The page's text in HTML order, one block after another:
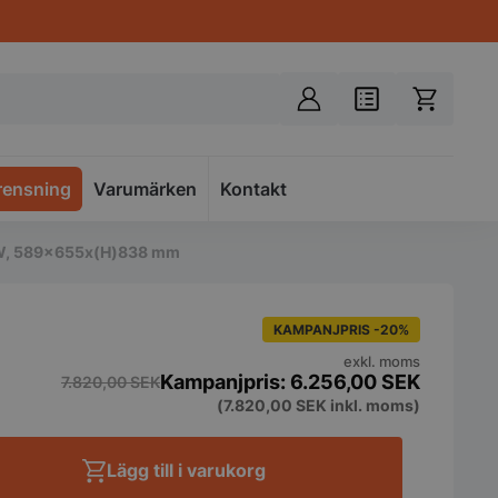
Varumärken Spacer
Kontakt
589x655x(H)838 mm
KAMPANJPRIS -20%
7.820,00SEK 6.256,00SEK
exkl. moms
(7.820,00 SEK inkl. moms)
Lägg till i varukorg